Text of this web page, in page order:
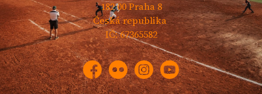
182 00 Praha 8
Česká republika
IČ: 67365582
Facebook
FlickrInstagramYouTube